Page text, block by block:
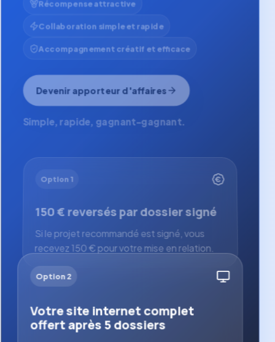
Récompense attractive
Collaboration simple et rapide
Accompagnement créatif et efficace
Devenir apporteur d'affaires
Simple, rapide, gagnant-gagnant.
Option 1
150 € reversés par dossier signé
Si le projet recommandé est signé, vous
recevez 150 € pour votre mise en relation.
Option 2
Votre site internet complet
offert après 5 dossiers